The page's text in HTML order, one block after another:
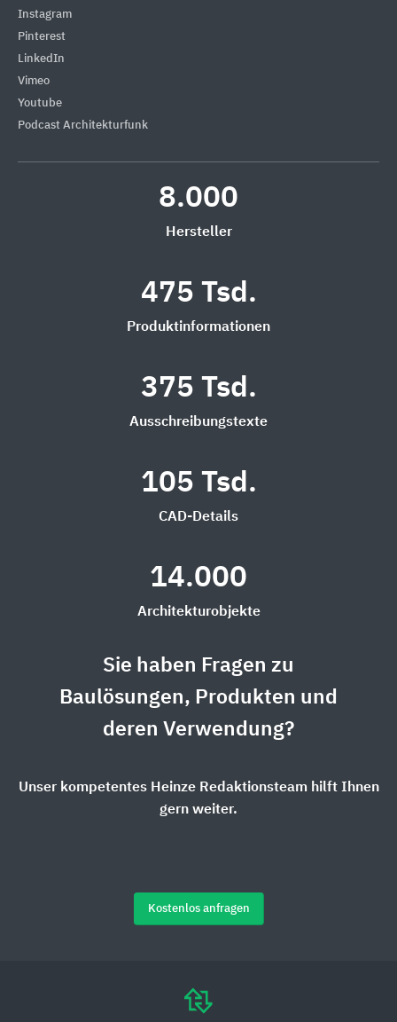
Instagram
Pinterest
LinkedIn
Vimeo
Youtube
Podcast Architekturfunk
8.000
Hersteller
475 Tsd.
Produktinformationen
375 Tsd.
Ausschreibungstexte
105 Tsd.
CAD-Details
14.000
Architekturobjekte
Sie haben Fragen zu
Baulösungen, Produkten und
deren Verwendung?
Unser kompetentes Heinze Redaktionsteam hilft Ihnen
gern weiter.
Kostenlos anfragen